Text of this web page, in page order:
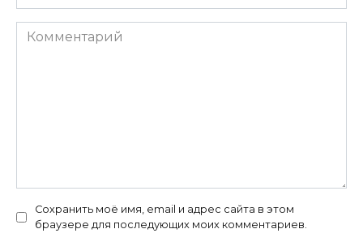
Комментарий
Сохранить моё имя, email и адрес сайта в этом
браузере для последующих моих комментариев.